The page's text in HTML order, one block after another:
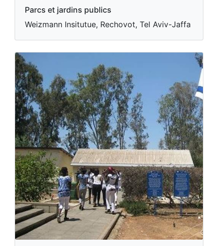
Parcs et jardins publics
Weizmann Insitutue, Rechovot, Tel Aviv-Jaffa